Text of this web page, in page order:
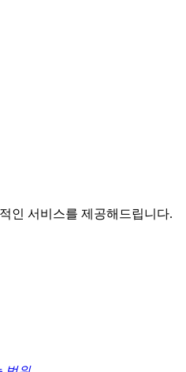
인 서비스를 제공해드립니다.